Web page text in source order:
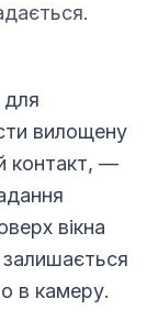
вилощену
контакт, —
вікна
в камеру.